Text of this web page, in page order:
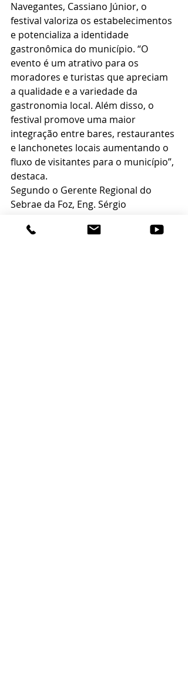
Navegantes, Cassiano Júnior, o
festival valoriza os estabelecimentos
e potencializa a identidade
gastronômica do município. “O
evento é um atrativo para os
moradores e turistas que apreciam
a qualidade e a variedade da
gastronomia local. Além disso, o
festival promove uma maior
integração entre bares, restaurantes
e lanchonetes locais aumentando o
fluxo de visitantes para o município”,
destaca.
Segundo o Gerente Regional do
Sebrae da Foz, Eng. Sérgio
valoriza os empresários do